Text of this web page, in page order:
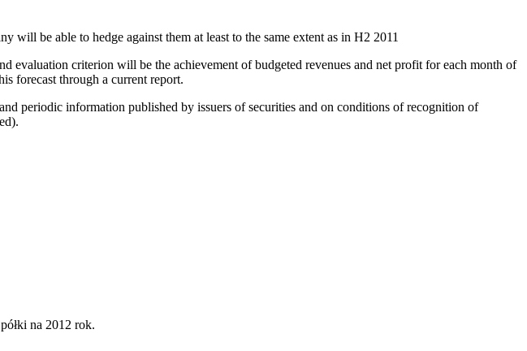
be able to hedge against them at least to the same extent as in H2 2011
evaluation criterion will be the achievement of budgeted revenues and net profit for each month of
forecast through a current report.
periodic information published by issuers of securities and on conditions of recognition of
na 2012 rok.